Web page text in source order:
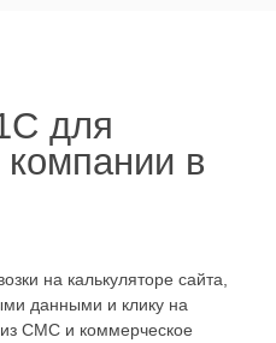
для
компании в
на калькуляторе сайта,
данными и клику на
из СМС и коммерческое